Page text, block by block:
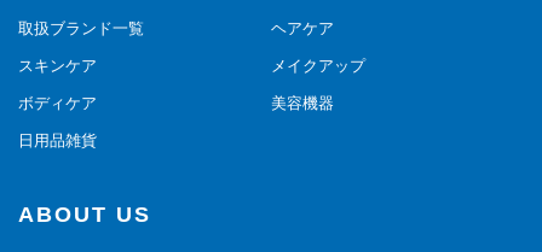
取扱ブランド一覧 ヘアケア
スキンケア メイクアップ
ボディケア 美容機器
日用品雑貨
ABOUT US